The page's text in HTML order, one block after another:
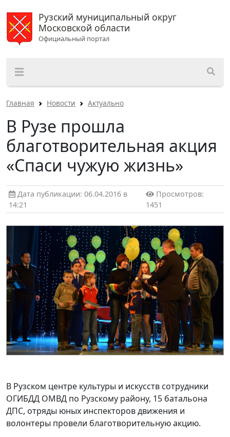
Рузский муниципальный округ
Московской области
Официальный портал
Главная Новости Актуально
В Рузе прошла
благотворительная акция
«Спаси чужую жизнь»
Дата публикации: 06.04.2016 в
14:21
Просмотров:
1451
В Рузском центре культуры и искусств сотрудники
ОГИБДД ОМВД по Рузскому району, 15 батальона
ДПС, отряды юных инспекторов движения и
волонтеры провели благотворительную акцию.